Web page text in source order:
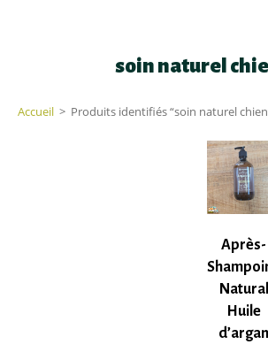
soin naturel
Accueil > Produits identifiés “soin naturel
Après-
Natural
Huile
d’argan